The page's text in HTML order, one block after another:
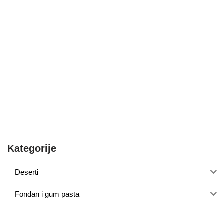
Kategorije
Deserti
Fondan i gum pasta